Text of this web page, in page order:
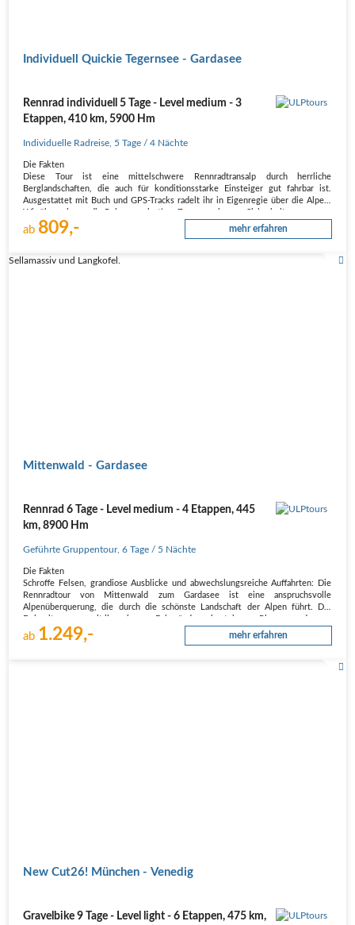
Individuell Quickie Tegernsee - Gardasee
Rennrad individuell 5 Tage - Level medium - 3
Etappen, 410 km, 5900 Hm
Individuelle Radreise 5 Tage / 4 Nächte
Die Fakten
Diese Tour ist eine mittelschwere Rennradtransalp durch herrliche
Berglandschaften, die auch für konditionsstarke Einsteiger gut fahrbar ist.
Ausgestattet mit Buch und GPS-Tracks radelt ihr in Eigenregie über die Alpen.
ab 809,- mehr erfahren
Sellamassiv und Langkofel.
Mittenwald - Gardasee
Rennrad 6 Tage - Level medium - 4 Etappen, 445
km, 8900 Hm
Geführte Gruppentour,6 Tage / 5 Nächte
Die Fakten
Schroffe Felsen, grandiose Ausblicke und abwechslungsreiche Auffahrten: Die
Rennradtour von Mittenwald zum Gardasee ist eine anspruchsvolle
Alpenüberquerung, die durch die schönste Landschaft der Alpen führt. Die
ab 1.249,- mehr erfahren
New Cut26! München - Venedig
Gravelbike 9 Tage - Level light - 6 Etappen, 475 km,